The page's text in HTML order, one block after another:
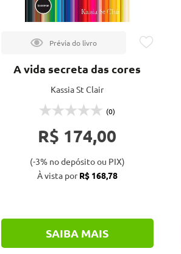
A vida secreta das cores
Kassia St Clair
(0)
R$ 174,00
(-3% no depósito ou PIX)
À vista porR$ 168,78
SAIBA MAIS